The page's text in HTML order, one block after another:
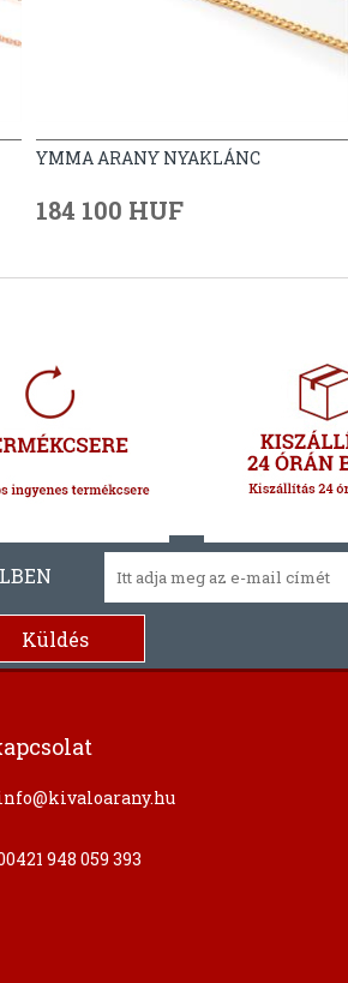
YMMA ARANY NYAKLÁNC
184 100 HUF
948 059 393